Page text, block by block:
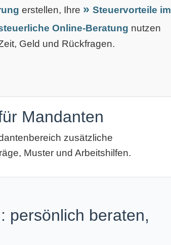
erstellen, Ihre
Steuervorteile im
Online-Beratung nutzen
Geld und Rückfragen.
Mandanten
zusätzliche
Muster und Arbeitshilfen.
persönlich beraten,